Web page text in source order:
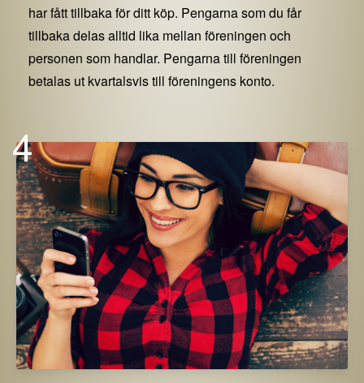
har fått tillbaka för ditt köp. Pengarna som du får
tillbaka delas alltid lika mellan föreningen och
personen som handlar. Pengarna till föreningen
betalas ut kvartalsvis till föreningens konto.
4